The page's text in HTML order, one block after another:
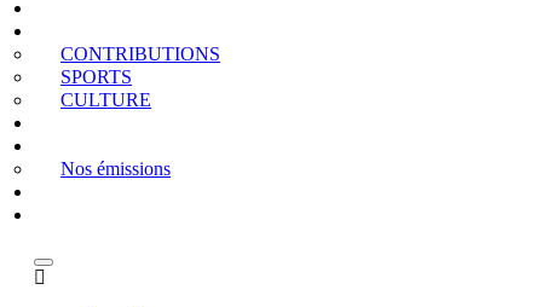
CONTRIBUTIONS
SPORTS
CULTURE
Nos émissions